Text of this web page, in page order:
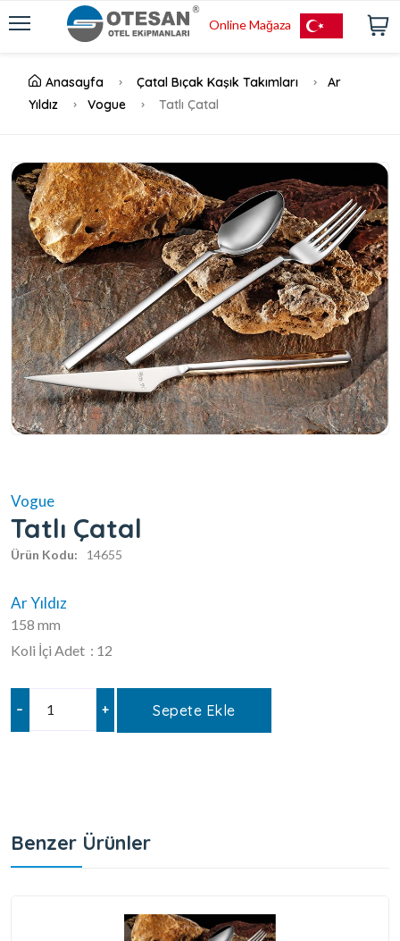
Online Mağaza
Anasayfa Çatal Bıçak Kaşık Takımları
Ar
Yıldız
Vogue Tatlı Çatal
Vogue
Tatlı Çatal
Ürün Kodu: 14655
Ar Yıldız
158 mm
Koli İçi Adet : 12
– + Sepete Ekle
Benzer Ürünler